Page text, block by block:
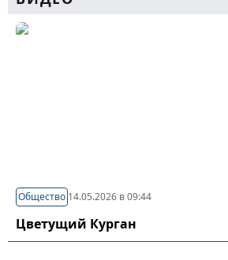
Общество 14.05.2026 в 09:44
Цветущий Курган